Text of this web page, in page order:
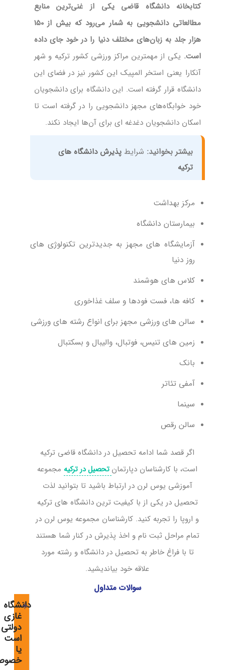
کتابخانه دانشگاه قاضی یکی از غنی‌ترین منابع
مطالعاتی دانشجویی به شمار می‌رود که بیش از 150
هزار جلد به زبان‌های مختلف دنیا را در خود جای داده
است. یکی از مهمترین مراکز ورزشی کشور ترکیه و شهر
آنکارا یعنی استخر المپیک این کشور نیز در فضای این
دانشگاه قرار گرفته است. این دانشگاه برای دانشجویان
خود خوابگاه‌های مجهز دانشجویی را در گرفته است تا
اسکان دانشجویان دغدغه ای برای آن‌ها ایجاد نکند.
بیشتر بخوانید: شرایط پذیرش دانشگاه های
ترکیه
مرکز بهداشت
بیمارستان دانشگاه
آزمایشگاه های مجهز به جدیدترین تکنولوژی های
روز دنیا
کلاس های هوشمند
کافه ها، فست فودها و سلف غذاخوری
سالن های ورزشی مجهز برای انواع رشته های ورزشی
زمین های تنیس، فوتبال، والیبال و بسکتبال
بانک
آمفی تئاتر
سینما
سالن رقص
اگر قصد شما ادامه تحصیل در دانشگاه قاضی ترکیه
است، با کارشناسان دپارتمان تحصیل در ترکیهمجموعه
آموزشی یوس لرن در ارتباط باشید تا بتوانید لذت
تحصیل در یکی از با کیفیت ترین دانشگاه های ترکیه
و اروپا را تجربه کنید. کارشناسان مجموعه یوس لرن در
تمام مراحل ثبت نام و اخذ پذیرش در کنار شما هستند
تا با فراغ خاطر به تحصیل در دانشگاه و رشته مورد
علاقه خود بیاندیشید.
سوالات متداول
دانشگاه
غازی
دولتی
است
یا